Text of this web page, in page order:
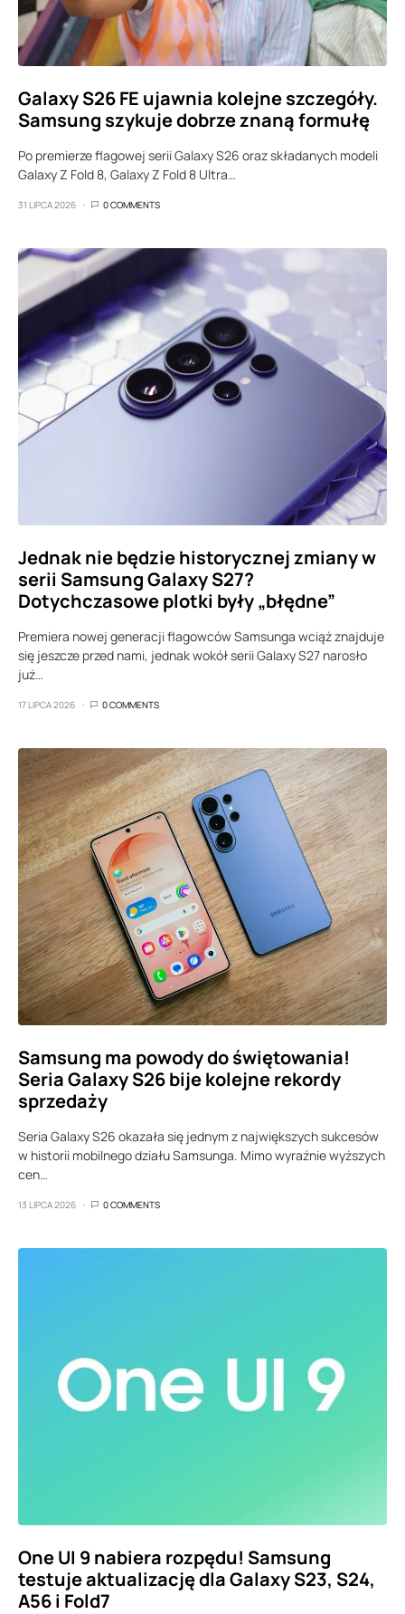
Galaxy S26 FE ujawnia kolejne szczegóły.
Samsung szykuje dobrze znaną formułę
Po premierze flagowej serii Galaxy S26 oraz składanych modeli
Galaxy Z Fold 8, Galaxy Z Fold 8 Ultra…
31 LIPCA 2026 0 COMMENTS
Jednak nie będzie historycznej zmiany w
serii Samsung Galaxy S27?
Dotychczasowe plotki były „błędne”
Premiera nowej generacji flagowców Samsunga wciąż znajduje
się jeszcze przed nami, jednak wokół serii Galaxy S27 narosło
już…
17 LIPCA 2026 0 COMMENTS
Samsung ma powody do świętowania!
Seria Galaxy S26 bije kolejne rekordy
sprzedaży
Seria Galaxy S26 okazała się jednym z największych sukcesów
w historii mobilnego działu Samsunga. Mimo wyraźnie wyższych
cen…
13 LIPCA 2026 0 COMMENTS
One UI 9 nabiera rozpędu! Samsung
testuje aktualizację dla Galaxy S23, S24,
A56 i Fold7